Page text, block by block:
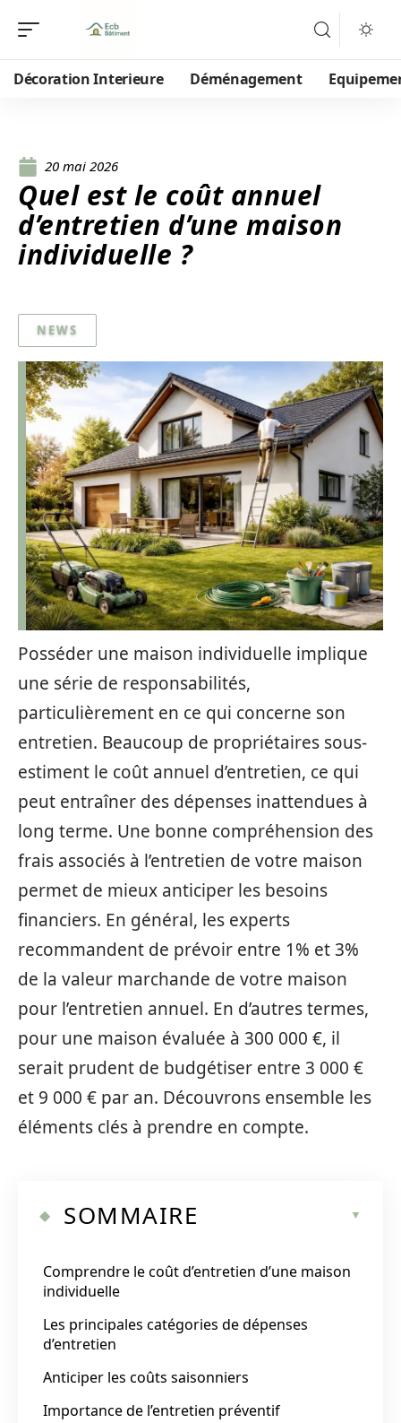
Décoration Interieure Déménagement
20 mai 2026
Quel est le coût annuel
d’entretien d’une maison
individuelle ?
NEWS
Posséder une maison individuelle implique
une série de responsabilités,
particulièrement en ce qui concerne son
entretien. Beaucoup de propriétaires sous-
estiment le coût annuel d’entretien, ce qui
peut entraîner des dépenses inattendues à
long terme. Une bonne compréhension des
frais associés à l’entretien de votre maison
permet de mieux anticiper les besoins
financiers. En général, les experts
recommandent de prévoir entre 1% et 3%
de la valeur marchande de votre maison
pour l’entretien annuel. En d’autres termes,
pour une maison évaluée à 300 000 €, il
serait prudent de budgétiser entre 3 000 €
et 9 000 € par an. Découvrons ensemble les
éléments clés à prendre en compte.
SOMMAIRE
Comprendre le coût d’entretien d’une maison
individuelle
Les principales catégories de dépenses
d’entretien
Anticiper les coûts saisonniers
Importance de l’entretien préventif